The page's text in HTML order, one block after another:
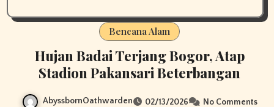
Bencana Alam
Hujan Badai Terjang Bogor, Atap
Stadion Pakansari Beterbangan
AbyssbornOathwarden 02/13/2026 No Comments